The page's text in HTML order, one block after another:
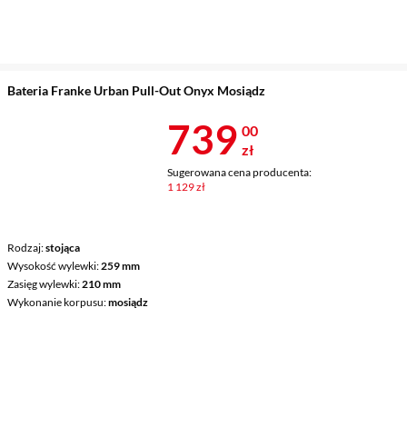
Bateria Franke Urban Pull-Out Onyx Mosiądz
Rodzaj stojąca
Wysokość wylewki 259 mm
Zasięg wylewki 210 mm
Wykonanie korpusu mosiądz
Cena 739 zł
739 00
zł
Sugerowana cena producenta:
1 129 zł